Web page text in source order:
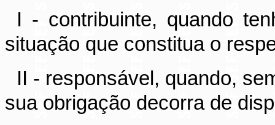
I - contribuinte, quando
situação que constitua o
II - responsável, quando,
sua obrigação decorra de